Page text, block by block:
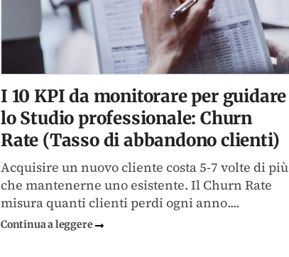
I 10 KPI da monitorare per guidare
lo Studio professionale: Churn
Rate (Tasso di abbandono clienti)
Acquisire un nuovo cliente costa 5-7 volte di più
che mantenerne uno esistente. Il Churn Rate
misura quanti clienti perdi ogni anno....
Continua a leggere